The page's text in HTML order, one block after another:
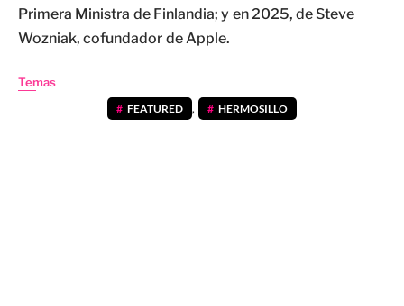
Primera Ministra de Finlandia; y en 2025, de Steve
Wozniak, cofundador de Apple.
Temas
FEATURED , HERMOSILLO